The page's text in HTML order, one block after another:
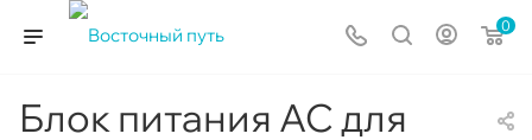
0
Блок питания AC для